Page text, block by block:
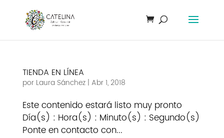
TIENDA EN LÍNEA
por Laura Sánchez| Abr 1, 2018
Este contenido estará listo muy pronto
Día(s) : Hora(s) : Minuto(s) : Segundo(s)
Ponte en contacto con...